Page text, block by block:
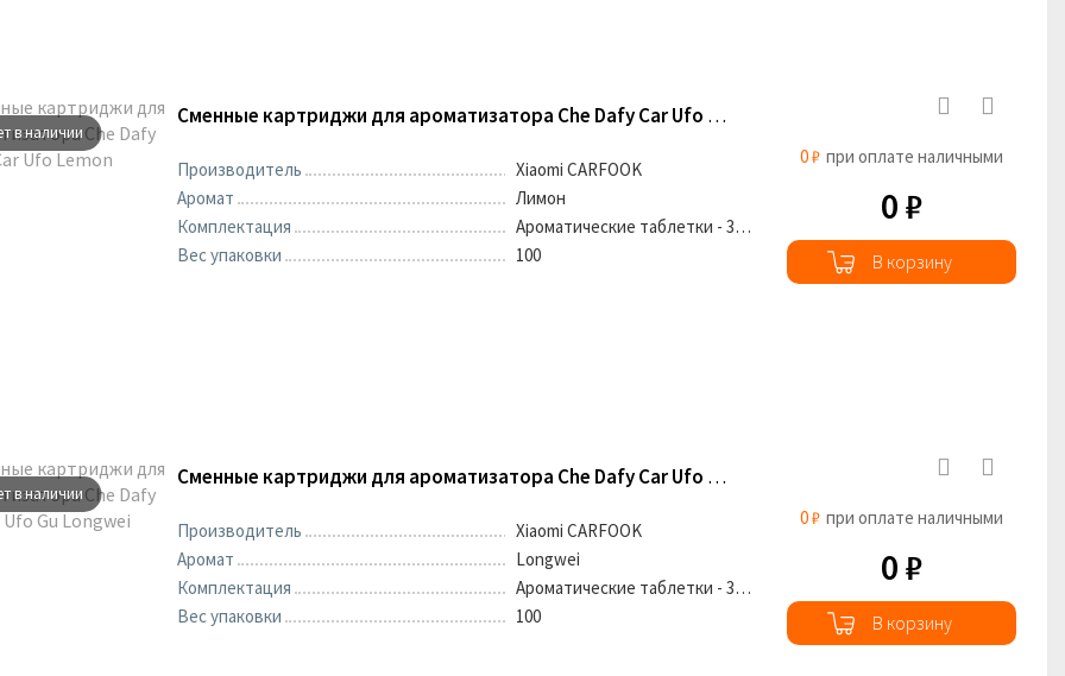
в наличии
Сменные картриджи для ароматизатора Che Dafy Car Ufo Lemon
Производитель
Xiaomi CARFOOK
Аромат
Лимон
Комплектация
Ароматические таблетки - 3шт
Вес упаковки
100
0 ₽ при оплате наличными
0 ₽
В корзину
в наличии
Сменные картриджи для ароматизатора Che Dafy Car Ufo Gu Longwei
Производитель
Xiaomi CARFOOK
Аромат
Longwei
Комплектация
Ароматические таблетки - 3шт
Вес упаковки
100
0 ₽ при оплате наличными
0 ₽
В корзину